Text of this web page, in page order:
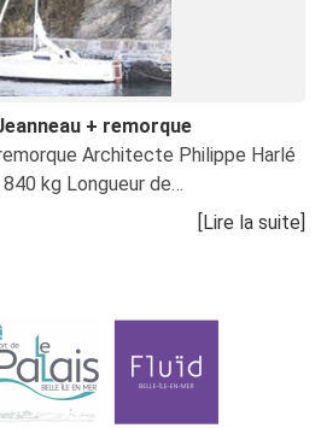
+ remorque
Architecte Philippe Harlé
kg Longueur de…
[Lire la suite]